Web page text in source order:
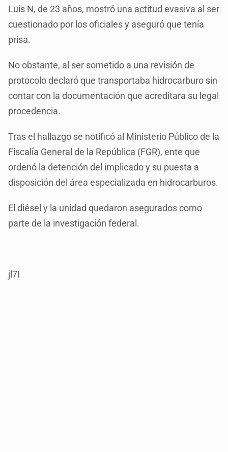
Luis N, de 23 años, mostró una actitud evasiva al ser
cuestionado por los oficiales y aseguró que tenía
prisa.
No obstante, al ser sometido a una revisión de
protocolo declaró que transportaba hidrocarburo sin
contar con la documentación que acreditara su legal
procedencia.
Tras el hallazgo se notificó al Ministerio Público de la
Fiscalía General de la República (FGR), ente que
ordenó la detención del implicado y su puesta a
disposición del área especializada en hidrocarburos.
El diésel y la unidad quedaron asegurados como
parte de la investigación federal.
jl7I